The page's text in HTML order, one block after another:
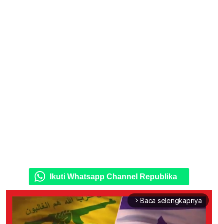
Ikuti Whatsapp Channel Republika
arrow_forward_ios Baca selengkapnya